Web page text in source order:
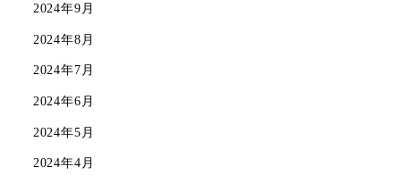
2024年9月
2024年8月
2024年7月
2024年6月
2024年5月
2024年4月